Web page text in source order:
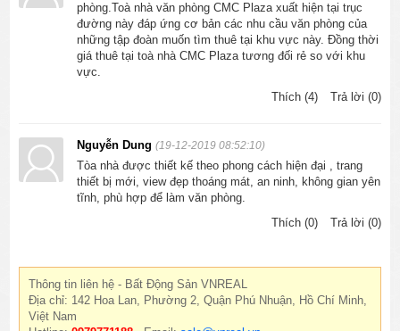
phòng.Toà nhà văn phòng CMC Plaza xuất hiện tại trục
đường này đáp ứng cơ bản các nhu cầu văn phòng của
những tập đoàn muốn tìm thuê tại khu vực này. Đồng thời
giá thuê tại toà nhà CMC Plaza tương đối rẻ so với khu
vực.
Thích (4)
Trả lời (0)
Nguyễn Dung(19-12-2019 08:52:10)
Tòa nhà được thiết kế theo phong cách hiện đại , trang
thiết bị mới, view đẹp thoáng mát, an ninh, không gian yên
tĩnh, phù hợp để làm văn phòng.
Thích (0)
Trả lời (0)
Thông tin liên hệ - Bất Động Sản VNREAL
Địa chỉ: 142 Hoa Lan, Phường 2, Quận Phú Nhuận, Hồ Chí Minh,
Việt Nam